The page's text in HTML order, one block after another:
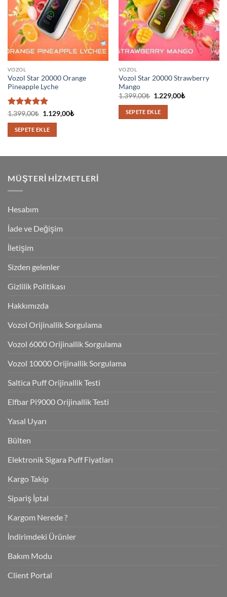
VOZOL
Vozol Star 20000 Orange
Pineapple Lyche
5 üzerinden
5oy aldı
1.399,00₺ Orijinal
1.399,00₺.
1.129,00₺Şu
SEPETE EKLE
VOZOL
Vozol Star 20000 Strawberry
Mango
1.399,00₺ Orijinal
1.399,00₺.
1.229,00₺Şu
SEPETE EKLE
MÜŞTERI HIZMETLERI
Hesabım
İade ve Değişim
İletişim
Sizden gelenler
Gizlilik Politikası
Hakkımızda
Vozol Orijinallik Sorgulama
Vozol 6000 Orijinallik Sorgulama
Vozol 10000 Orijinallik Sorgulama
Saltica Puff Orijinallik Testi
Elfbar Pi9000 Orijinallik Testi
Yasal Uyarı
Bülten
Elektronik Sigara Puff Fiyatları
Kargo Takip
Sipariş İptal
Kargom Nerede ?
İndirimdeki Ürünler
Bakım Modu
Client Portal